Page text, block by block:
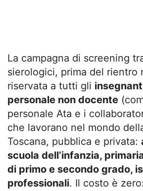
La campagna di screening
sierologici, prima del rientro
riservata a tutti gli
personale non docente
personale Ata e i
che lavorano nel mondo
Toscana, pubblica e privata:
scuola dell’infanzia,
di primo e secondo grado,
professionali. Il costo è